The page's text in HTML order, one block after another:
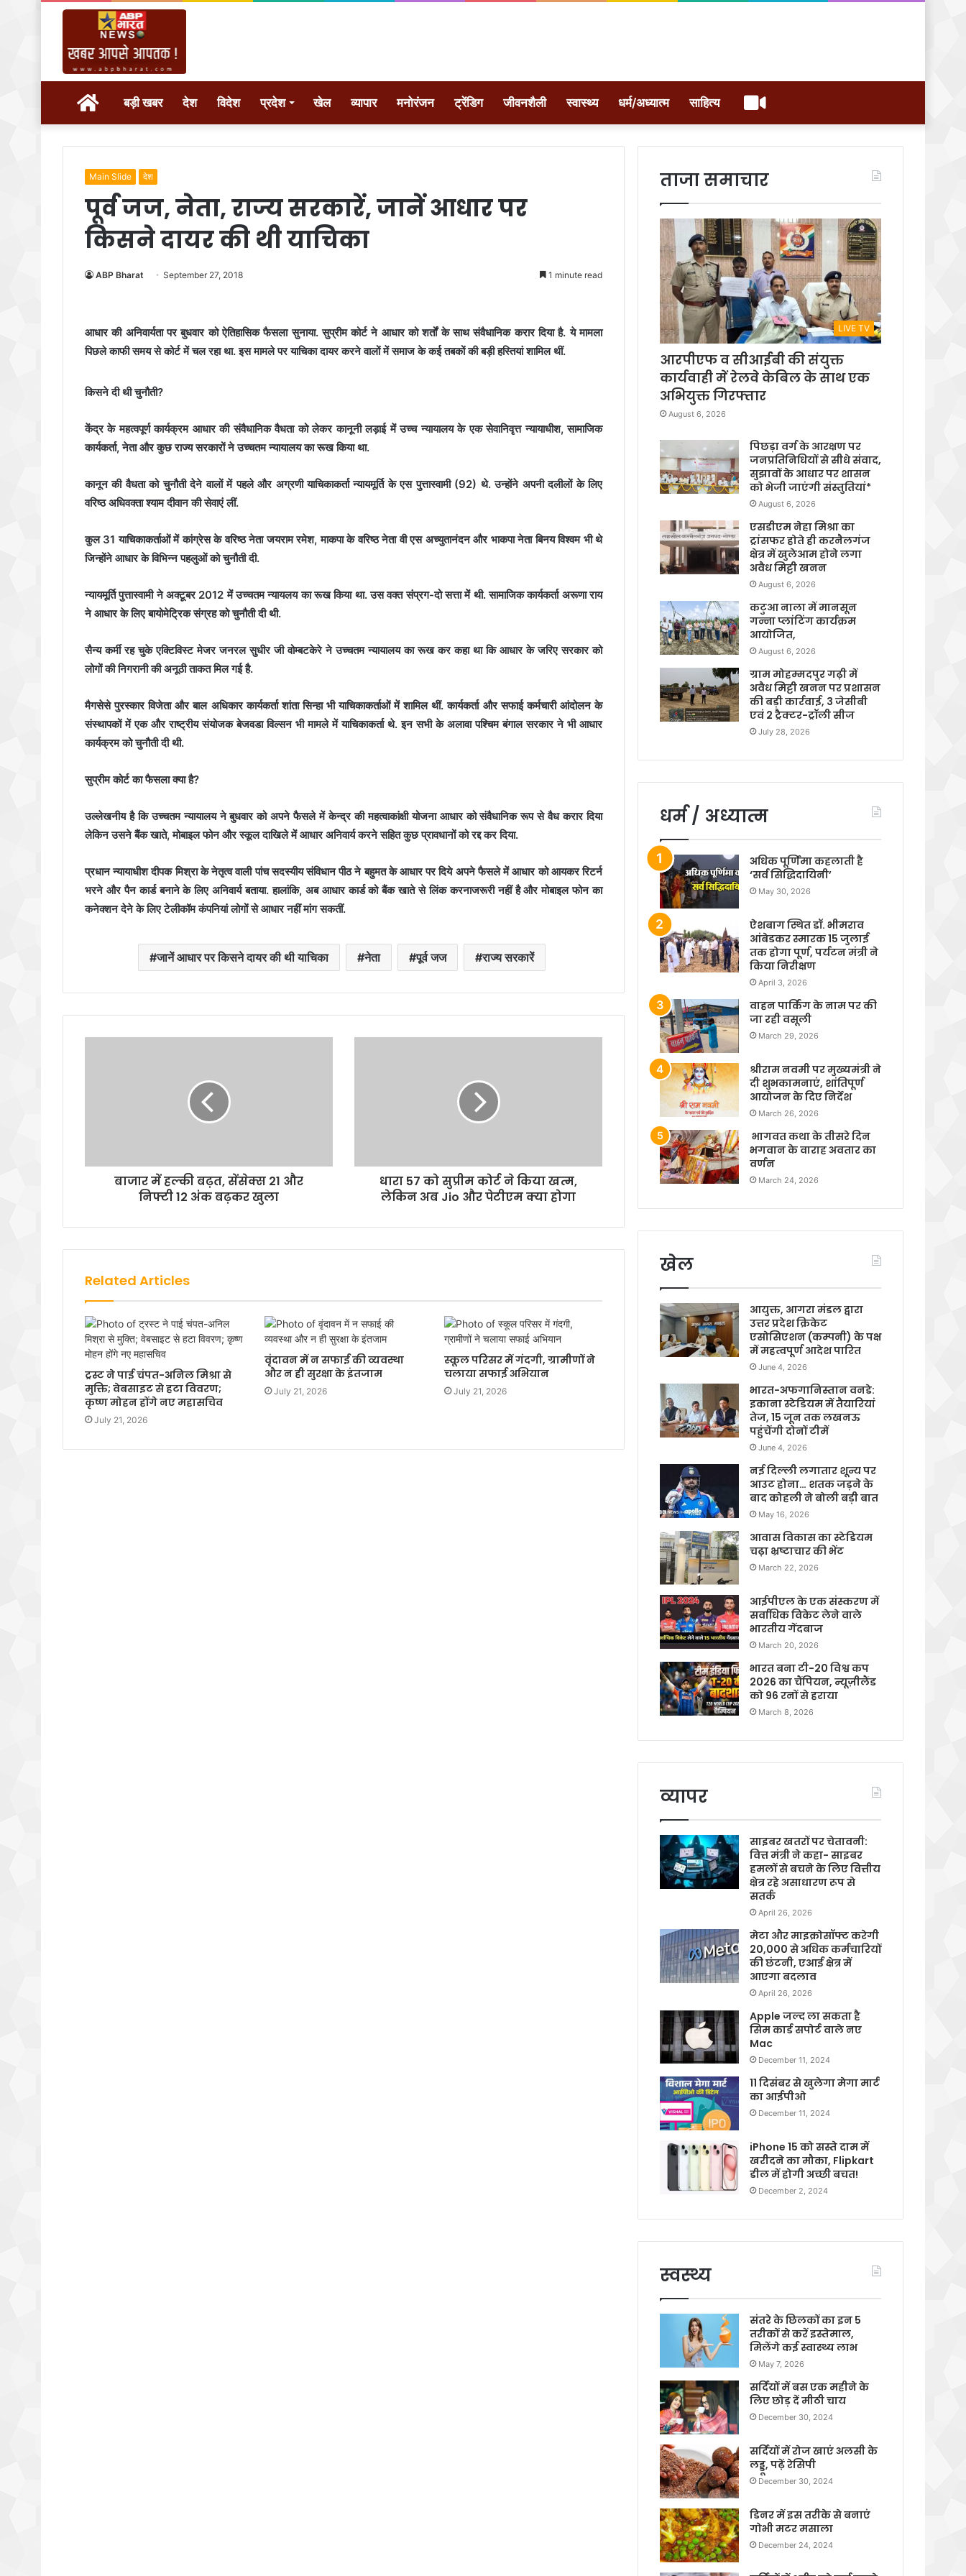
होम बड़ी खबर देश विदेश प्रदेश खेल व्यापार मनोरंजन ट्रेंडिग जीवनशैली स्वास्थ्य धर्म/अध्यात्म साहित्य वीडियो
Main Slide देश
पूर्व जज, नेता, राज्य सरकारें, जानें आधार पर
किसने दायर की थी याचिका
ABP Bharat September 27, 2018 1 minute read
आधार की अनिवार्यता पर बुधवार को ऐतिहासिक फैसला सुनाया. सुप्रीम कोर्ट ने आधार को शर्तों के साथ संवैधानिक करार दिया है. ये मामला
पिछले काफी समय से कोर्ट में चल रहा था. इस मामले पर याचिका दायर करने वालों में समाज के कई तबकों की बड़ी हस्तियां शामिल थीं.
किसने दी थी चुनौती?
केंद्र के महत्वपूर्ण कार्यक्रम आधार की संवैधानिक वैधता को लेकर कानूनी लड़ाई में उच्च न्यायालय के एक सेवानिवृत्त न्यायाधीश, सामाजिक
कार्यकर्ता, नेता और कुछ राज्य सरकारों ने उच्चतम न्यायालय का रूख किया था.
कानून की वैधता को चुनौती देने वालों में पहले और अग्रणी याचिकाकर्ता न्यायमूर्ति के एस पुत्तास्वामी (92) थे. उन्होंने अपनी दलीलों के लिए
वरिष्ठ अधिवक्ता श्याम दीवान की सेवाएं लीं.
कुल 31 याचिकाकर्ताओं में कांग्रेस के वरिष्ठ नेता जयराम रमेश, माकपा के वरिष्ठ नेता वी एस अच्युतानंदन और भाकपा नेता बिनय विश्वम भी थे
जिन्होंने आधार के विभिन्न पहलुओं को चुनौती दी.
न्यायमूर्ति पुत्तास्वामी ने अक्टूबर 2012 में उच्चतम न्यायलय का रूख किया था. उस वक्त संप्रग-दो सत्ता में थी. सामाजिक कार्यकर्ता अरूणा राय
ने आधार के लिए बायोमेट्रिक संग्रह को चुनौती दी थी.
सैन्य कर्मी रह चुके एक्टिविस्ट मेजर जनरल सुधीर जी वोम्बटकेरे ने उच्चतम न्यायालय का रूख कर कहा था कि आधार के जरिए सरकार को
लोगों की निगरानी की अनूठी ताकत मिल गई है.
मैगसेसे पुरस्कार विजेता और बाल अधिकार कार्यकर्ता शांता सिन्हा भी याचिकाकर्ताओं में शामिल थीं. कार्यकर्ता और सफाई कर्मचारी आंदोलन के
संस्थापकों में एक और राष्ट्रीय संयोजक बेजवडा विल्सन भी मामले में याचिकाकर्ता थे. इन सभी के अलावा पश्चिम बंगाल सरकार ने भी आधार
कार्यक्रम को चुनौती दी थी.
सुप्रीम कोर्ट का फैसला क्या है?
उल्लेखनीय है कि उच्चतम न्यायालय ने बुधवार को अपने फैसले में केन्द्र की महत्वाकांक्षी योजना आधार को संवैधानिक रूप से वैध करार दिया
लेकिन उसने बैंक खाते, मोबाइल फोन और स्कूल दाखिले में आधार अनिवार्य करने सहित कुछ प्रावधानों को रद्द कर दिया.
प्रधान न्यायाधीश दीपक मिश्रा के नेतृत्व वाली पांच सदस्यीय संविधान पीठ ने बहुमत के आधार पर दिये अपने फैसले में आधार को आयकर रिटर्न
भरने और पैन कार्ड बनाने के लिए अनिवार्य बताया. हालांकि, अब आधार कार्ड को बैंक खाते से लिंक करनाजरूरी नहीं है और मोबाइल फोन का
कनेक्शन देने के लिए टेलीकॉम कंपनियां लोगों से आधार नहीं मांग सकतीं.
जानें आधार पर किसने दायर की थी याचिका नेता पूर्व जज राज्य सरकारें
बाजार में हल्की बढ़त, सेंसेक्स 21 और
निफ्टी 12 अंक बढ़कर खुला
धारा 57 को सुप्रीम कोर्ट ने किया खत्म,
लेकिन अब Jio और पेटीएम क्या होगा
Related Articles
ट्रस्ट ने पाई चंपत-अनिल मिश्रा से
मुक्ति; वेबसाइट से हटा विवरण;
कृष्ण मोहन होंगे नए महासचिव
July 21, 2026
वृंदावन में न सफाई की व्यवस्था
और न ही सुरक्षा के इंतजाम
July 21, 2026
स्कूल परिसर में गंदगी, ग्रामीणों ने
चलाया सफाई अभियान
July 21, 2026
ताजा समाचार
LIVE TV
आरपीएफ व सीआईबी की संयुक्त
कार्यवाही में रेलवे केबिल के साथ एक
अभियुक्त गिरफ्तार
August 6, 2026
पिछड़ा वर्ग के आरक्षण पर
जनप्रतिनिधियों से सीधे संवाद,
सुझावों के आधार पर शासन
को भेजी जाएंगी संस्तुतियां*
August 6, 2026
एसडीएम नेहा मिश्रा का
ट्रांसफर होते ही करनैलगंज
क्षेत्र में खुलेआम होने लगा
अवैध मिट्टी खनन
August 6, 2026
कटुआ नाला में मानसून
गन्ना प्लांटिंग कार्यक्रम
आयोजित,
August 6, 2026
ग्राम मोहम्मदपुर गढ़ी में
अवैध मिट्टी खनन पर प्रशासन
की बड़ी कार्रवाई, 3 जेसीबी
एवं 2 ट्रैक्टर-ट्रॉली सीज
July 28, 2026
धर्म / अध्यात्म
अधिक पूर्णिमा कहलाती है
‘सर्व सिद्धिदायिनी’
May 30, 2026
ऐशबाग स्थित डॉ. भीमराव
आंबेडकर स्मारक 15 जुलाई
तक होगा पूर्ण, पर्यटन मंत्री ने
किया निरीक्षण
April 3, 2026
वाहन पार्किंग के नाम पर की
जा रही वसूली
March 29, 2026
श्रीराम नवमी पर मुख्यमंत्री ने
दी शुभकामनाएं, शांतिपूर्ण
आयोजन के दिए निर्देश
March 26, 2026
भागवत कथा के तीसरे दिन
भगवान के वाराह अवतार का
वर्णन
March 24, 2026
खेल
आयुक्त, आगरा मंडल द्वारा
उत्तर प्रदेश क्रिकेट
एसोसिएशन (कम्पनी) के पक्ष
में महत्वपूर्ण आदेश पारित
June 4, 2026
भारत-अफगानिस्तान वनडे:
इकाना स्टेडियम में तैयारियां
तेज, 15 जून तक लखनऊ
पहुंचेंगी दोनों टीमें
June 4, 2026
नई दिल्ली लगातार शून्य पर
आउट होना… शतक जड़ने के
बाद कोहली ने बोली बड़ी बात
May 16, 2026
आवास विकास का स्टेडियम
चढ़ा भ्रष्टाचार की भेंट
March 22, 2026
आईपीएल के एक संस्करण में
सर्वाधिक विकेट लेने वाले
भारतीय गेंदबाज
March 20, 2026
भारत बना टी-20 विश्व कप
2026 का चैंपियन, न्यूज़ीलैंड
को 96 रनों से हराया
March 8, 2026
व्यापर
साइबर खतरों पर चेतावनी:
वित्त मंत्री ने कहा- साइबर
हमलों से बचने के लिए वित्तीय
क्षेत्र रहे असाधारण रूप से
सतर्क
April 26, 2026
मेटा और माइक्रोसॉफ्ट करेगी
20,000 से अधिक कर्मचारियों
की छंटनी, एआई क्षेत्र में
आएगा बदलाव
April 26, 2026
Apple जल्द ला सकता है
सिम कार्ड सपोर्ट वाले नए
Mac
December 11, 2024
11 दिसंबर से खुलेगा मेगा मार्ट
का आईपीओ
December 11, 2024
iPhone 15 को सस्ते दाम में
खरीदने का मौका, Flipkart
डील में होगी अच्छी बचत!
December 2, 2024
स्वस्थ्य
संतरे के छिलकों का इन 5
तरीकों से करें इस्तेमाल,
मिलेंगे कई स्वास्थ्य लाभ
May 7, 2026
सर्दियों में बस एक महीने के
लिए छोड़ दें मीठी चाय
December 30, 2024
सर्दियों में रोज खाएं अलसी के
लड्डू, पढ़ें रेसिपी
December 30, 2024
डिनर में इस तरीके से बनाएं
गोभी मटर मसाला
December 24, 2024